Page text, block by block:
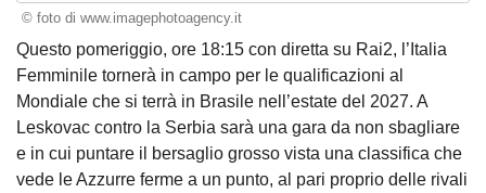
© foto di www.imagephotoagency.it
Questo pomeriggio, ore 18:15 con diretta su Rai2, l’Italia
Femminile tornerà in campo per le qualificazioni al
Mondiale che si terrà in Brasile nell’estate del 2027. A
Leskovac contro la Serbia sarà una gara da non sbagliare
e in cui puntare il bersaglio grosso vista una classifica che
vede le Azzurre ferme a un punto, al pari proprio delle rivali